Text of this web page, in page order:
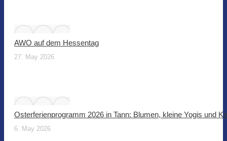
AWO auf dem Hessentag
27. May 2026
Osterferienprogramm 2026 in Tann: Blumen, kleine Yogis und
6. May 2026